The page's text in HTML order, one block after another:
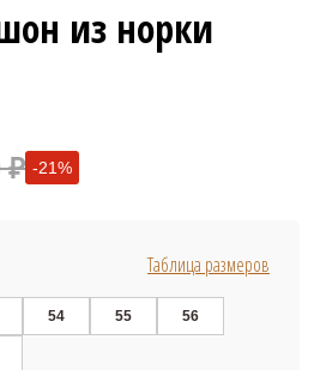
из норки
₽ -21%
Таблица размеров
54 55 56